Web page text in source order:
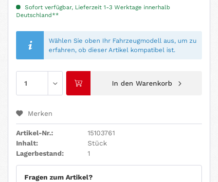
Sofort verfügbar, Lieferzeit 1-3 Werktage innerhalb
Deutschland**
Wählen Sie oben Ihr Fahrzeugmodell aus, um zu
erfahren, ob dieser Artikel kompatibel ist.
In den Warenkorb
Merken
Artikel-Nr.:
15103761
Inhalt:
Stück
Lagerbestand:
1
Fragen zum Artikel?